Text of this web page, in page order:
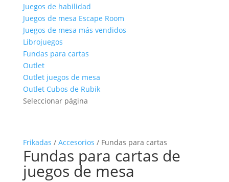
Juegos de habilidad
Juegos de mesa Escape Room
Juegos de mesa más vendidos
Librojuegos
Fundas para cartas
Outlet
Outlet juegos de mesa
Outlet Cubos de Rubik
Seleccionar página
Frikadas / Accesorios / Fundas para cartas
Fundas para cartas de
juegos de mesa